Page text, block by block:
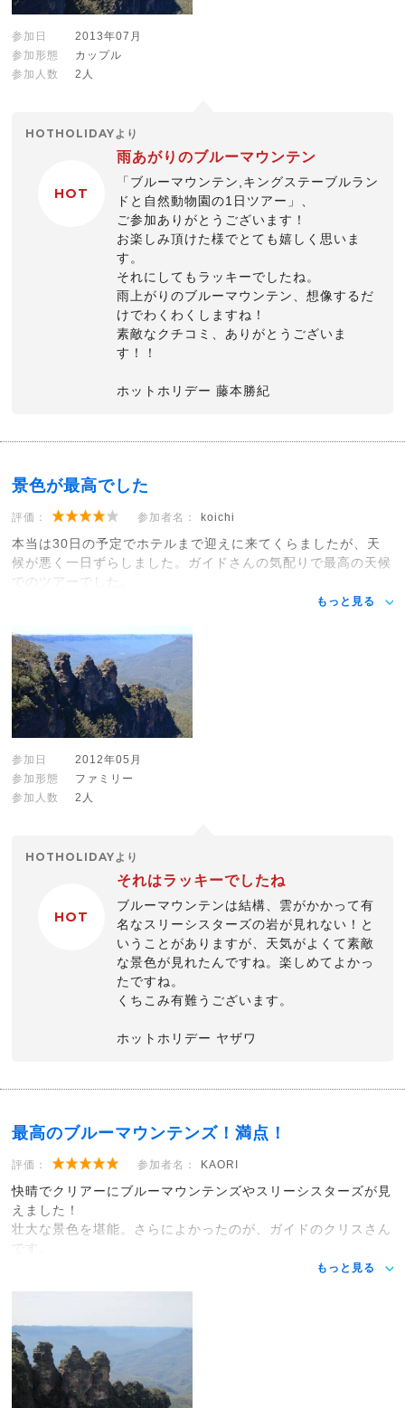
参加日
2013年07月
参加形態
カップル
参加人数
2人
HOTHOLIDAYより
HOT
雨あがりのブルーマウンテン
「ブルーマウンテン,キングステーブルラン
ドと自然動物園の1日ツアー」、
ご参加ありがとうございます！
お楽しみ頂けた様でとても嬉しく思いま
す。
それにしてもラッキーでしたね。
雨上がりのブルーマウンテン、想像するだ
けでわくわくしますね！
素敵なクチコミ、ありがとうございま
す！！
ホットホリデー 藤本勝紀
景色が最高でした
評価： 参加者名： koichi
本当は30日の予定でホテルまで迎えに来てくらましたが、天
候が悪く一日ずらしました。ガイドさんの気配りで最高の天候
でのツアーでした。
もっと見る
参加日
2012年05月
参加形態
ファミリー
参加人数
2人
HOTHOLIDAYより
HOT
それはラッキーでしたね
ブルーマウンテンは結構、雲がかかって有
名なスリーシスターズの岩が見れない！と
いうことがありますが、天気がよくて素敵
な景色が見れたんですね。楽しめてよかっ
たですね。
くちこみ有難うございます。
ホットホリデー ヤザワ
最高のブルーマウンテンズ！満点！
評価： 参加者名： KAORI
快晴でクリアーにブルーマウンテンズやスリーシスターズが見
えました！
壮大な景色を堪能。さらによかったのが、ガイドのクリスさん
です。
もっと見る